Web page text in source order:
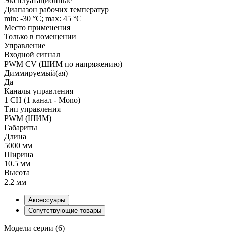
Диапазон рабочих температур
min: -30 °C; max: 45 °C
Место применения
Только в помещении
Управление
Входной сигнал
PWM СV (ШИМ по напряжению)
Диммируемый(ая)
Да
Каналы управления
1 CH (1 канал - Mono)
Тип управления
PWM (ШИМ)
Габариты
Длина
5000 мм
Ширина
10.5 мм
Высота
2.2 мм
Аксессуары
Сопутствующие товары
Модели серии (6)